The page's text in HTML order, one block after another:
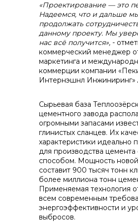
«Проектирование — это
Надеемся, что и дальше
продолжать
данному проекту. Мы
нас всё получится», -
коммерческий менеджер
маркетинга и
коммерции компании
Интернэшнл Инжиниринг»
Сырьевая база
цементного завода
огромными запасами
глинистых сланцев. Их
характеристики идеально
для производства цемента
способом. Мощность
составит 900 тысяч тонн
более миллиона тонн
Применяемая технология
всем современным
энергоэффективности и
выбросов.